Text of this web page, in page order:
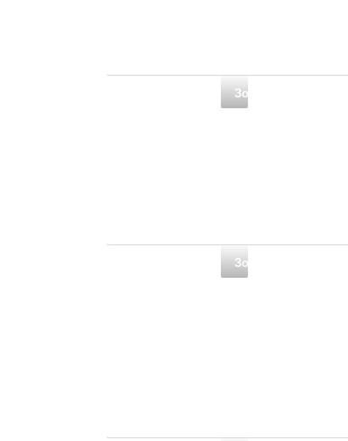
Золотые рецепты
Золотые рецепты